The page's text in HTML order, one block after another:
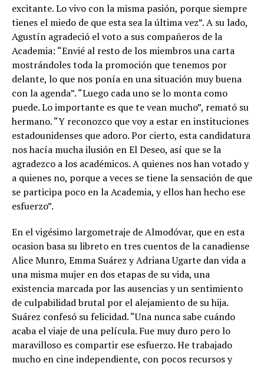
excitante. Lo vivo con la misma pasión, porque siempre
tienes el miedo de que esta sea la última vez”. A su lado,
Agustín agradeció el voto a sus compañeros de la
Academia: “Envié al resto de los miembros una carta
mostrándoles toda la promoción que tenemos por
delante, lo que nos ponía en una situación muy buena
con la agenda”. “Luego cada uno se lo monta como
puede. Lo importante es que te vean mucho”, remató su
hermano. “Y reconozco que voy a estar en instituciones
estadounidenses que adoro. Por cierto, esta candidatura
nos hacía mucha ilusión en El Deseo, así que se la
agradezco a los académicos. A quienes nos han votado y
a quienes no, porque a veces se tiene la sensación de que
se participa poco en la Academia, y ellos han hecho ese
esfuerzo”.
En el vigésimo largometraje de Almodóvar, que en esta
ocasion basa su libreto en tres cuentos de la canadiense
Alice Munro, Emma Suárez y Adriana Ugarte dan vida a
una misma mujer en dos etapas de su vida, una
existencia marcada por las ausencias y un sentimiento
de culpabilidad brutal por el alejamiento de su hija.
Suárez confesó su felicidad. “Una nunca sabe cuándo
acaba el viaje de una película. Fue muy duro pero lo
maravilloso es compartir ese esfuerzo. He trabajado
mucho en cine independiente, con pocos recursos y